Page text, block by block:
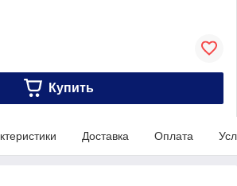
Купить
Доставка Оплата